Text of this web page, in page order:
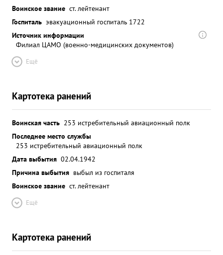
Воинское звание ст. лейтенант
Госпиталь эвакуационный госпиталь 1722
Источник информации
Филиал ЦАМО (военно-медицинских документов)
Ещё
Картотека ранений
Воинская часть 253 истребительный авиационный полк
Последнее место службы
253 истребительный авиационный полк
Дата выбытия 02.04.1942
Причина выбытия выбыл из госпиталя
Воинское звание ст. лейтенант
Ещё
Картотека ранений